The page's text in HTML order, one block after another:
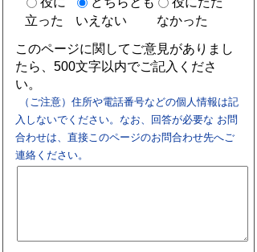
立った
いえない
なかった
このページに関してご意見がありまし
たら、500文字以内でご記入くださ
い。
（ご注意）住所や電話番号などの個人情報は記
入しないでください。なお、回答が必要な お問
合わせは、直接このページのお問合わせ先へご
連絡ください。